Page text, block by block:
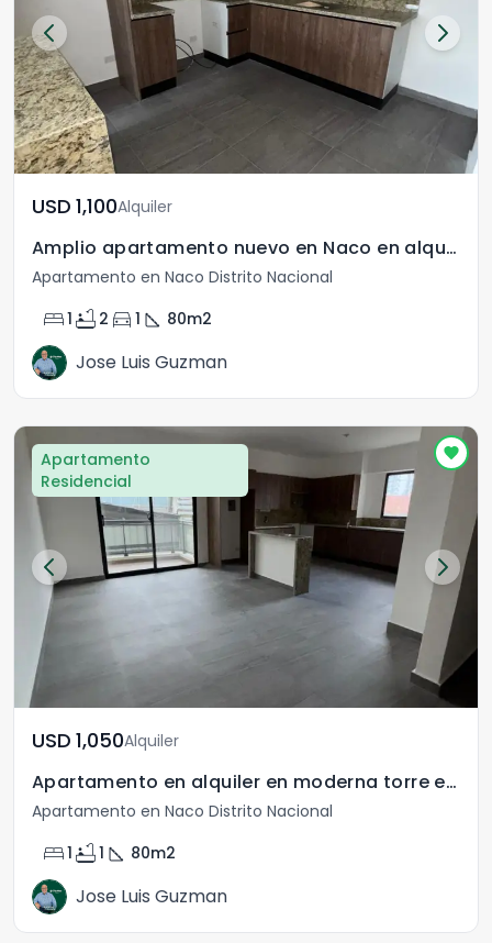
USD	1,100Alquiler
Amplio apartamento nuevo en Naco en alquiler
Apartamento en Naco Distrito Nacional
bed1 bathtub 2 directions_car 1 square_foot 80m2
Jose Luis Guzman
Apartamento
Residencial
USD	1,050Alquiler
Apartamento en alquiler en moderna torre en Naco
Apartamento en Naco Distrito Nacional
bed1 bathtub1 square_foot 80m2
Jose Luis Guzman